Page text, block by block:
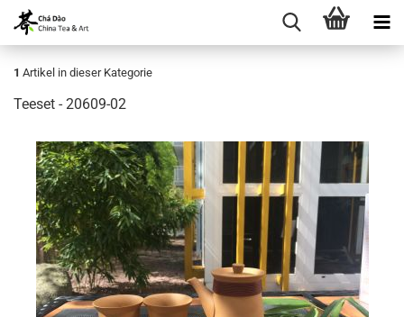
1 Artikel in dieser Kategorie
Teeset - 20609-02